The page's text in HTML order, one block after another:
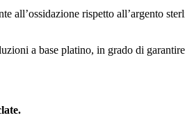
all’ossidazione rispetto all’argento
a base platino, in grado di